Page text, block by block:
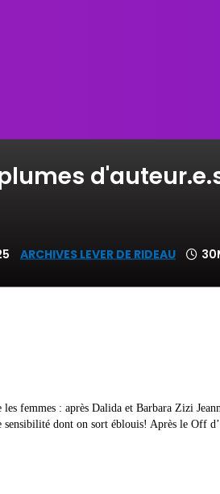
ARCHIVES LEVER DE RIDEAU
femmes : après Dalida et Barbara Zizi
sensibilité dont on sort éblouis! Après le Off